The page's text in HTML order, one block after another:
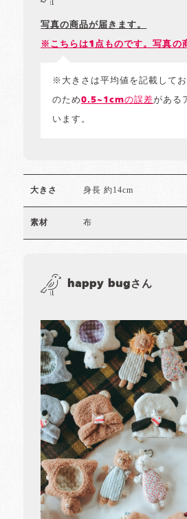
写真の商品が届きます。
※こちらは1点ものです。写真の
※大きさは平均値を記載してお
のため0.5~1cmの誤差がある
います。
大きさ 身長 約14cm
素材 布
happy bugさん